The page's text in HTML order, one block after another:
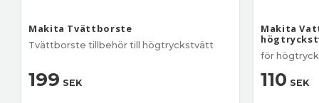
Makita Tvättborste
Tvättborste tillbehör till högtryckstvätt
199 SEK
Makita
för
110 SEK